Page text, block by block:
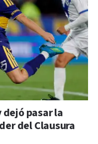
dejó pasar la
del Clausura